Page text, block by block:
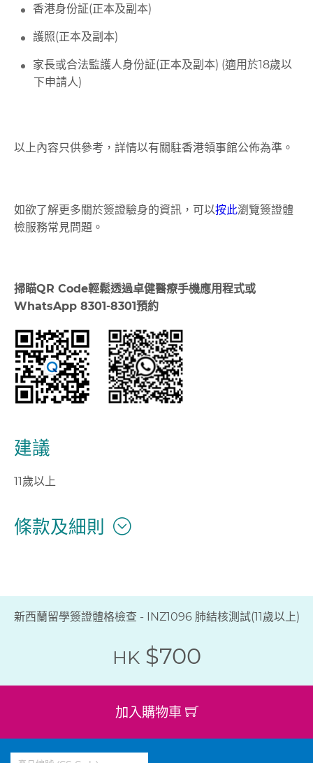
香港身份証(正本及副本)
護照(正本及副本)
家長或合法監護人身份証(正本及副本) (適用於18歲以
下申請人)
以上內容只供參考，詳情以有關駐香港領事館公佈為準。
如欲了解更多關於簽證驗身的資訊，可以按此​瀏覽簽證體
檢服務常見問題。
掃瞄QR Code輕鬆透過卓健醫療手機應用程式或
WhatsApp 8301-8301預約
建議
11歲以上
條款及細則
新西蘭留學簽證體格檢查 - INZ1096 肺結核測試(11歲以上)
HK $700
加入購物車